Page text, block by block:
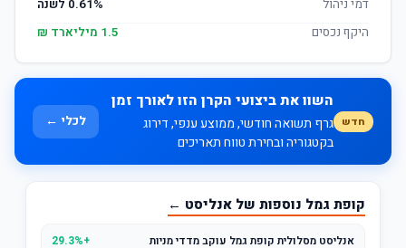
דמי ניהול
0.61% לשנה
היקף נכסים
1.5 מיליארד ₪
חדש
השוו את ביצועי הקרן הזו לאורך זמן
גרף תשואה חודשי, ממוצע ענפי, דירוג
בקטגוריה ובחירת טווח תאריכים
לכלי ←
קופת גמל נוספות של אנליסט ←
אנליסט מסלולית קופת גמל עוקב מדדי מניות +29.3%